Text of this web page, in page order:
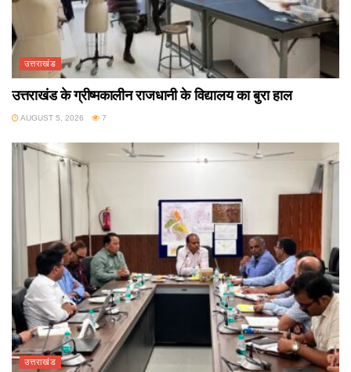
उत्तराखंड
उत्तराखंड के ग्रीष्मकालीन राजधानी के विद्यालय का बुरा हाल
AUGUST 5, 2026 7
उत्तराखंड